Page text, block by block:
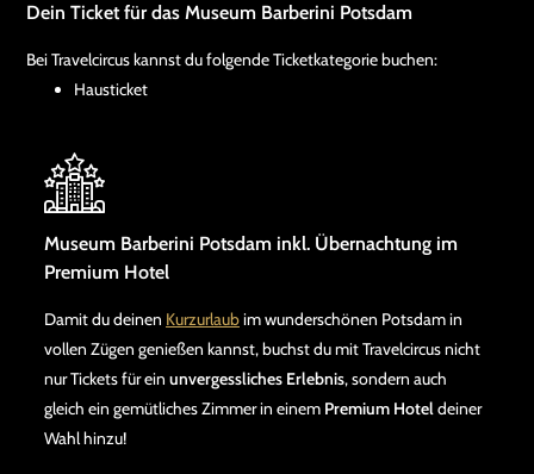
Dein Ticket für das Museum Barberini Potsdam
Bei Travelcircus kannst du folgende Ticketkategorie buchen:
Hausticket
Museum Barberini Potsdam inkl. Übernachtung im
Premium Hotel
Damit du deinen Kurzurlaubim wunderschönen Potsdam in
vollen Zügen genießen kannst, buchst du mit Travelcircus nicht
nur Tickets für ein unvergessliches Erlebnis, sondern auch
gleich ein gemütliches Zimmer in einem Premium Hoteldeiner
Wahl hinzu!